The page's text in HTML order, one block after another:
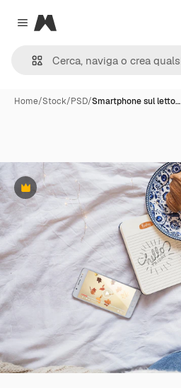
Close menu
Magnific
Home/Stock/PSD/Smartphone sul letto…
Premium